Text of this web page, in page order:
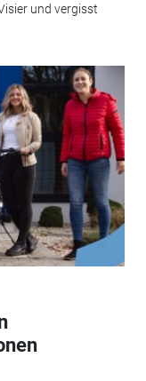
und vergisst